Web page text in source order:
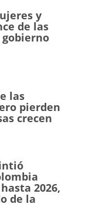
y
de las
las
pierden
crecen
2026,
de la